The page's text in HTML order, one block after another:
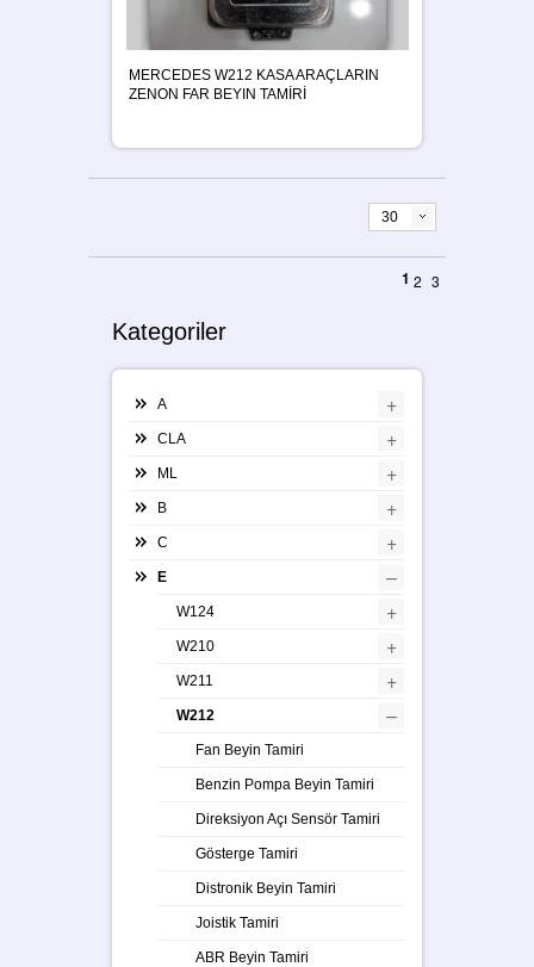
MERCEDES W212 KASA ARAÇLARIN
ZENON FAR BEYIN TAMİRİ
30
1 2 3
Kategoriler
A +
CLA +
ML +
B +
C +
E –
W124 +
W210 +
W211 +
W212 –
Fan Beyin Tamiri
Benzin Pompa Beyin Tamiri
Direksiyon Açı Sensör Tamiri
Gösterge Tamiri
Distronik Beyin Tamiri
Joistik Tamiri
ABR Beyin Tamiri